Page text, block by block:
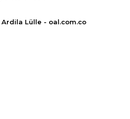
Lülle - oal.com.co